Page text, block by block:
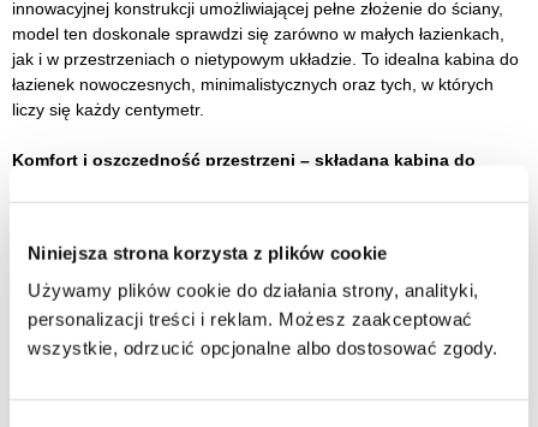
Niniejsza strona korzysta z plików cookie
Używamy plików cookie do działania strony, analityki,
personalizacji treści i reklam. Możesz zaakceptować
wszystkie, odrzucić opcjonalne albo dostosować zgody.
innowacyjnej konstrukcji umożliwiającej pełne złożenie do ściany,
model ten doskonale sprawdzi się zarówno w małych łazienkach,
jak i w przestrzeniach o nietypowym układzie. To idealna kabina do
łazienek nowoczesnych, minimalistycznych oraz tych, w których
liczy się każdy centymetr.
Komfort i oszczędność przestrzeni – składana kabina do
całkowite złożenie ścian do wewnątrz i na zewnątrz, dzięki czemu
strefa prysznicowa staje się niemal niewidoczna po użyciu. To
rozwiązanie dedykowane osobom ceniącym wygodę, a także
użytkownikom starszym lub z ograniczeniami ruchowymi, dla
których liczy się łatwy dostęp do wnętrza kabiny bez barier i